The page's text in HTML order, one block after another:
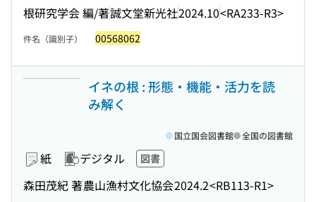
根研究学会 編/著誠文堂新光社2024.10<RA233-R3>
件名（識別子） 00568062
イネの根 : 形態・機能・活力を読
み解く
紙 デジタル 図書
森田茂紀 著農山漁村文化協会2024.2<RB113-R1>
国立国会図書館 全国の図書館